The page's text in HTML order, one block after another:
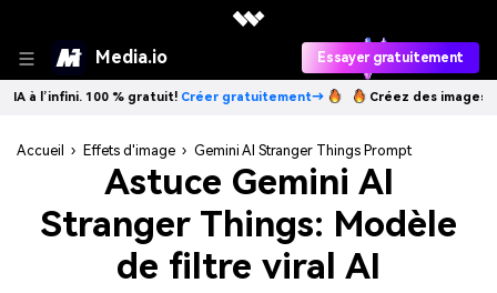
Media.io Essayer gratuitement
% gratuit! Créer gratuitement→ Créez des images IA à l’infini.
Accueil › Effets d'image › Gemini AI Stranger Things Prompt
Astuce Gemini AI
Stranger Things: Modèle
de filtre viral AI